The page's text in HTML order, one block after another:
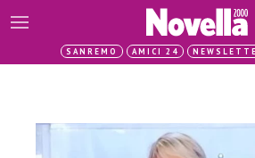
SANREMO AMICI 24